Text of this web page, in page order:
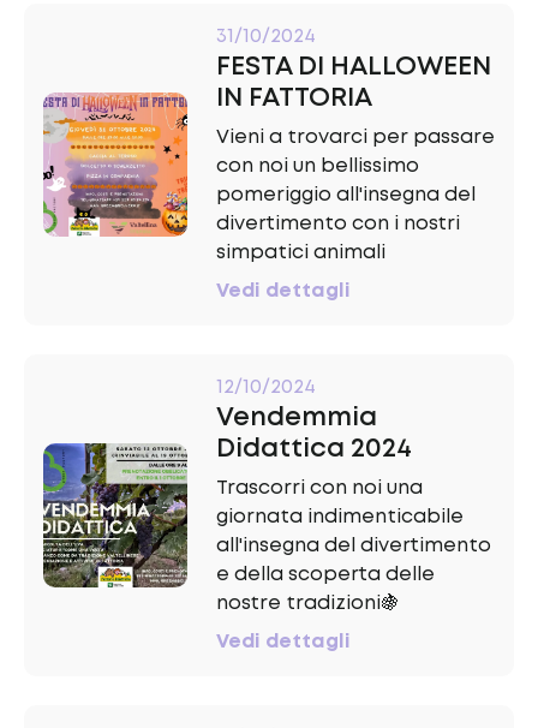
31/10/2024
FESTA DI HALLOWEEN
IN FATTORIA
Vieni a trovarci per passare
con noi un bellissimo
pomeriggio all'insegna del
divertimento con i nostri
simpatici animali
Vedi dettagli
12/10/2024
Vendemmia
Didattica 2024
Trascorri con noi una
giornata indimenticabile
all'insegna del divertimento
e della scoperta delle
nostre tradizioni🍇
Vedi dettagli